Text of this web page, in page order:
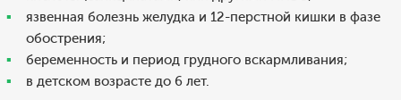
язвенная болезнь желудка и 12-перстной кишки в фазе
обострения;
беременность и период грудного вскармливания;
в детском возрасте до 6 лет.